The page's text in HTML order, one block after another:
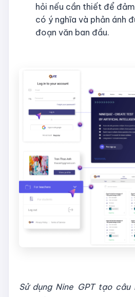
hỏi nếu cần thiết để
có ý nghĩa và phản ánh
đoạn văn ban đầu.
Sử dụng Nine GPT tạo